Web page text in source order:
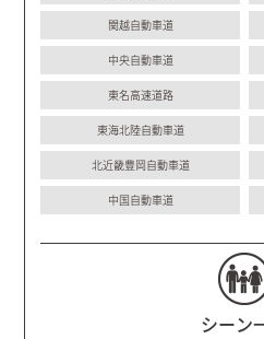
関越自動車道
中央自動車道
東名高速道路
東海北陸自動車道
北近畿豊岡自動車道
中国自動車道
シーン